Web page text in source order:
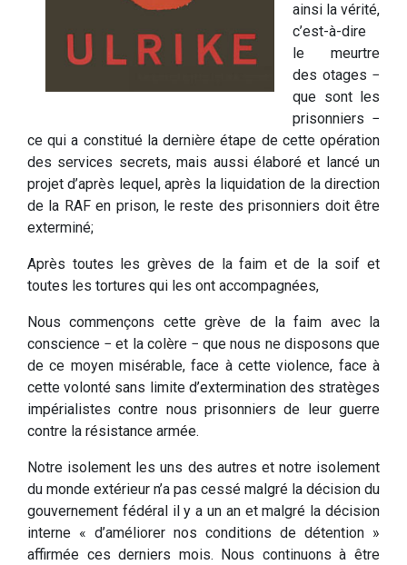
ainsi la vérité,
c’est-à-dire
le meurtre
des otages −
que sont les
prisonniers −
ce qui a constitué la dernière étape de cette opération
des services secrets, mais aussi élaboré et lancé un
projet d’après lequel, après la liquidation de la direction
de la RAF en prison, le reste des prisonniers doit être
exterminé;
Après toutes les grèves de la faim et de la soif et
toutes les tortures qui les ont accompagnées,
Nous commençons cette grève de la faim avec la
conscience − et la colère − que nous ne disposons que
de ce moyen misérable, face à cette violence, face à
cette volonté sans limite d’extermination des stratèges
impérialistes contre nous prisonniers de leur guerre
contre la résistance armée.
Notre isolement les uns des autres et notre isolement
du monde extérieur n’a pas cessé malgré la décision du
gouvernement fédéral il y a un an et malgré la décision
interne « d’améliorer nos conditions de détention »
affirmée ces derniers mois. Nous continuons à être